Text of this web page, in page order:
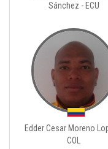
Sánchez - ECU
Edder Cesar Moreno
COL